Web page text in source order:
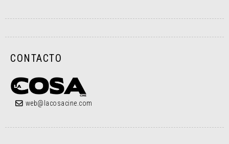
CONTACTO
web@lacosacine.com